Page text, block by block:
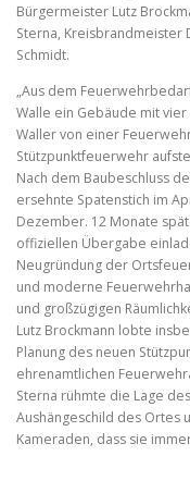
Bürgermeister Lutz
Sterna, Kreisbrandmeister
Schmidt.
„Aus dem
Walle ein Gebäude mit
Waller von einer
Stützpunktfeuerwehr
Nach dem Baubeschluss
ersehnte Spatenstich im
Dezember. 12 Monate
offiziellen Übergabe
Neugründung der
und moderne
und großzügigen
Lutz Brockmann lobte
Planung des neuen
ehrenamtlichen
Sterna rühmte die Lage
Aushängeschild des Ortes
Kameraden, dass sie